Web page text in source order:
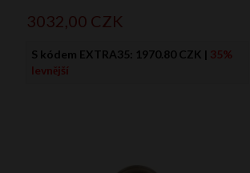
3032, 00 CZK
S kódem EXTRA35: 1970.80 CZK | 35%
levnější